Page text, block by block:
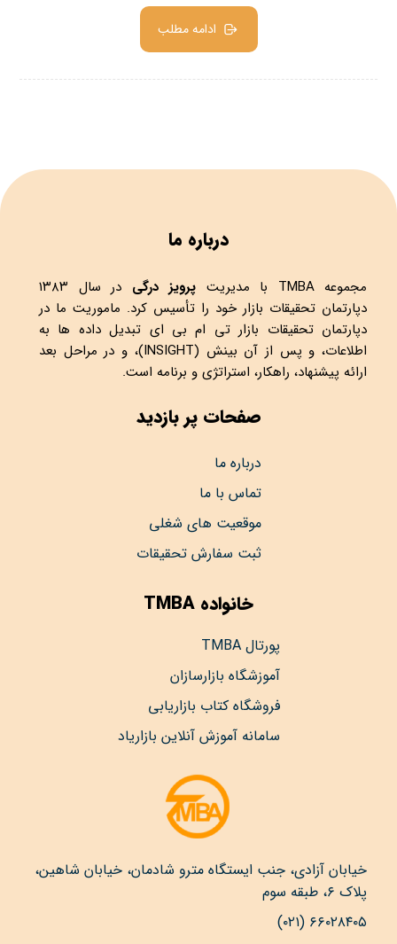
ادامه مطلب
درباره ما
مجموعهTMBA با مدیریت پرویز درگی
در سال ۱۳۸۳
دپارتمان تحقیقات بازار خود را تأسیس کرد. ماموریت ما در
دپارتمان تحقیقات بازار تی ام بی ای تبدیل داده ها به
اطلاعات، و پس از آن بینش (INSIGHT)، و در مراحل بعد
ارائه پیشنهاد، راهکار، استراتژی و برنامه است.
صفحات پر بازدید
درباره ما
تماس با ما
موقعیت های شغلی
ثبت سفارش تحقیقات
خانواده TMBA
پورتال TMBA
آموزشگاه بازارسازان
فروشگاه کتاب بازاریابی
سامانه آموزش آنلاین بازاریاد
خیابان آزادی، جنب ایستگاه مترو شادمان، خیابان شاهین،
پلاک ۶، طبقه سوم
۶۶۰۲۸۴۰۵ (۰۲۱)